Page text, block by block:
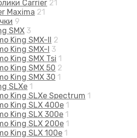
Carrier 21
Maxima 21
9
SMX 3
King SMX-II 2
King SMX-I 3
King SMX Tsi 1
King SMX 50 2
King SMX 30 1
SLXe 1
King SLXe Spectrum 1
King SLX 400e 1
King SLX 300e 1
King SLX 200e 1
King SLX 100e 1